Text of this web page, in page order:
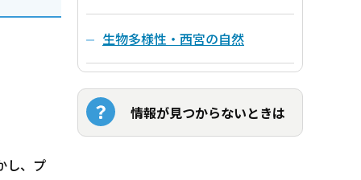
し、プ
生物多様性・西宮の自然
情報が見つからないときは